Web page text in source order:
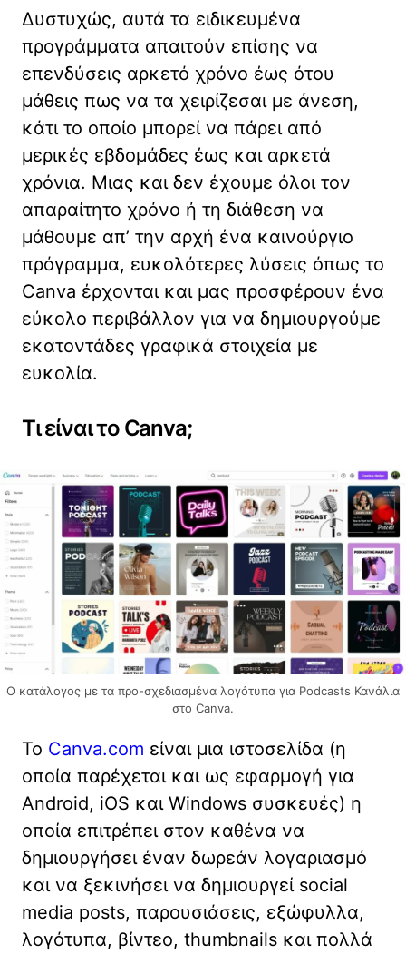
Δυστυχώς, αυτά τα ειδικευμένα
προγράμματα απαιτούν επίσης να
επενδύσεις αρκετό χρόνο έως ότου
μάθεις πως να τα χειρίζεσαι με άνεση,
κάτι το οποίο μπορεί να πάρει από
μερικές εβδομάδες έως και αρκετά
χρόνια. Μιας και δεν έχουμε όλοι τον
απαραίτητο χρόνο ή τη διάθεση να
μάθουμε απ’ την αρχή ένα καινούργιο
πρόγραμμα, ευκολότερες λύσεις όπως το
Canva έρχονται και μας προσφέρουν ένα
εύκολο περιβάλλον για να δημιουργούμε
εκατοντάδες γραφικά στοιχεία με
ευκολία.
Τι είναι το Canva;
Ο κατάλογος με τα προ-σχεδιασμένα λογότυπα για Podcasts Κανάλια
στο Canva.
Το Canva.com είναι μια ιστοσελίδα (η
οποία παρέχεται και ως εφαρμογή για
Android, iOS και Windows συσκευές) η
οποία επιτρέπει στον καθένα να
δημιουργήσει έναν δωρεάν λογαριασμό
και να ξεκινήσει να δημιουργεί social
media posts, παρουσιάσεις, εξώφυλλα,
λογότυπα, βίντεο, thumbnails και πολλά